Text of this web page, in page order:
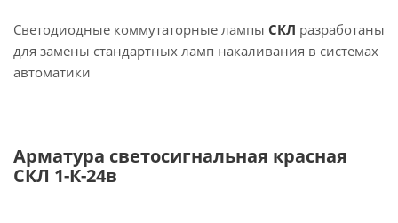
Светодиодные коммутаторные лампы СКЛ разработаны
для замены стандартных ламп накаливания в системах
автоматики
Арматура светосигнальная красная
СКЛ 1-К-24в